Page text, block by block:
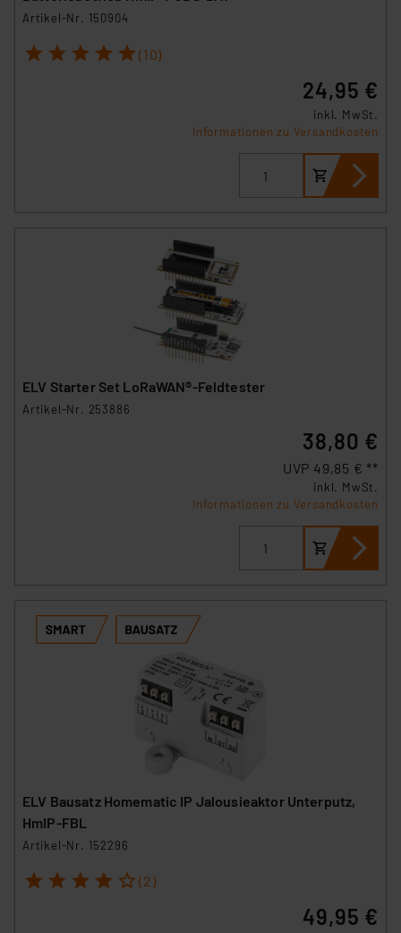
Artikel-Nr. 150904
1 2 3 4 5 (10)
24,95 €
inkl. MwSt.
Informationen zu Versandkosten
ELV Starter Set LoRaWAN®-Feldtester
Artikel-Nr. 253886
38,80 €
UVP 49,85 € **
inkl. MwSt.
Informationen zu Versandkosten
ELV Bausatz Homematic IP Jalousieaktor Unterputz,
HmIP-FBL
Artikel-Nr. 152296
1 2 3 4 5 (2)
49,95 €